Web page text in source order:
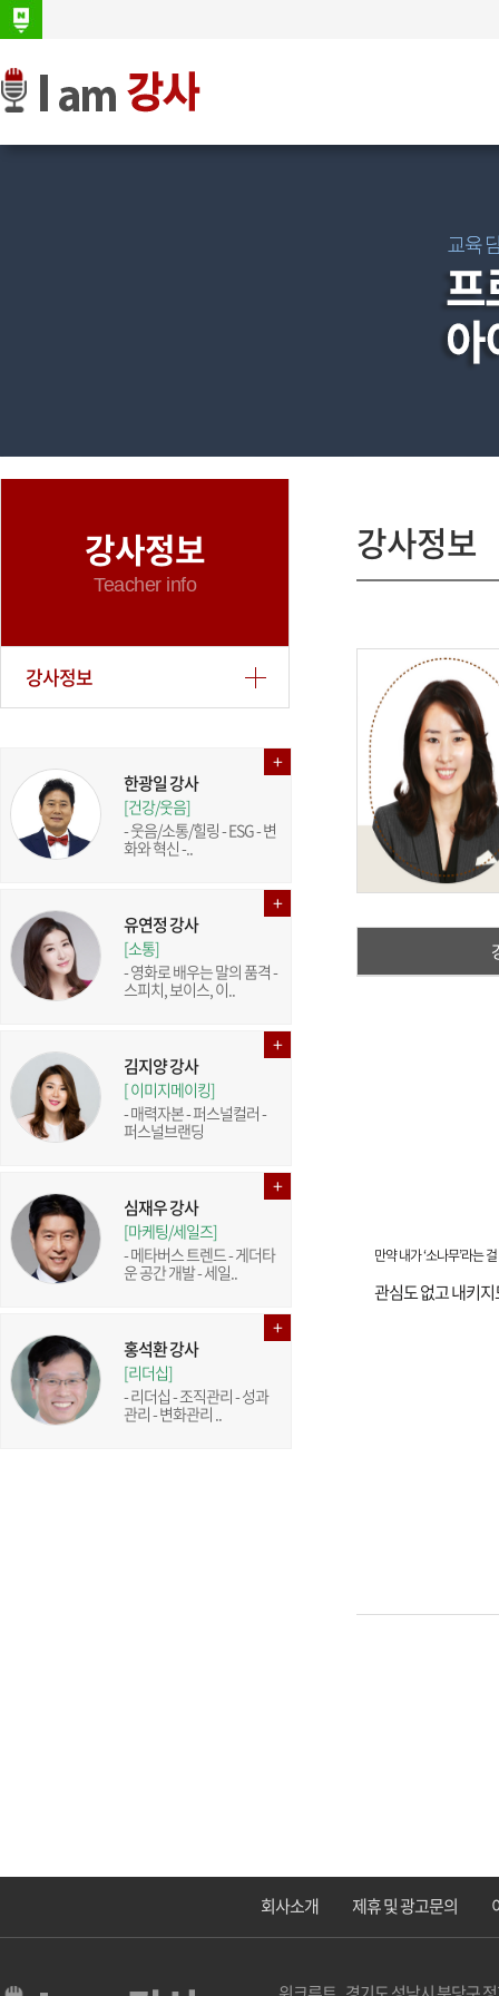
강사정보
Teacher info
강사정보
한광일 강사
[건강/웃음]
- 웃음/소통/힐링 - ESG - 변
화와 혁신 -..
유연정 강사
[소통]
- 영화로 배우는 말의 품격 -
스피치, 보이스, 이..
김지양 강사
[ 이미지메이킹]
- 매력자본 - 퍼스널컬러 -
퍼스널브랜딩
심재우 강사
[마케팅/세일즈]
- 메타버스 트렌드 - 게더타
운 공간 개발 - 세일..
홍석환 강사
[리더십]
- 리더십 - 조직관리 - 성과
관리 - 변화관리 ..
강사정보
만약 내가 ‘소나무’라는
관심도 없고 내키
회사소개 제휴 및 광고문의